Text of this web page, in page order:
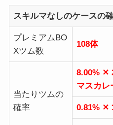
スキルマなしのケースの
プレミアムBO
Xツム数
108体
当たりツムの
確率
8.00% ✕
マスカレ
0.81% ✕